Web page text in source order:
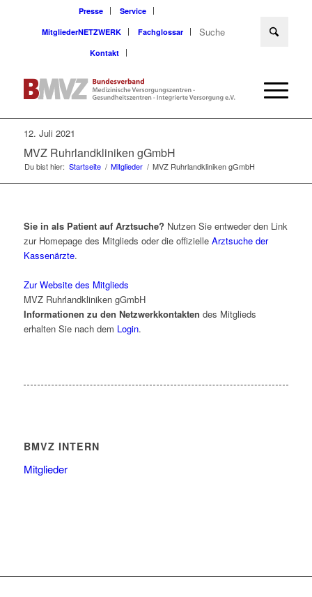
Presse
Service
MitgliederNETZWERK
Fachglossar
Kontakt
12. Juli 2021
MVZ Ruhrlandkliniken gGmbH
Du bist hier: Startseite / Mitglieder / MVZ Ruhrlandkliniken gGmbH
Sie in als Patient auf Arztsuche? Nutzen Sie entweder den Link
zur Homepage des Mitglieds oder die offizielle Arztsuche der
Kassenärzte.
Zur Website des Mitglieds
MVZ Ruhrlandkliniken gGmbH
Informationen zu den Netzwerkkontakten des Mitglieds
erhalten Sie nach dem Login.
BMVZ INTERN
Mitglieder